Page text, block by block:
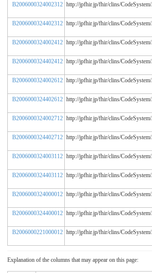
B2006000324002312 http://jpfhir.jp/fhir/clins/
B2006000324402312 http://jpfhir.jp/fhir/clins/
B2006000324002412 http://jpfhir.jp/fhir/clins/
B2006000324402412 http://jpfhir.jp/fhir/clins/
B2006000324002612 http://jpfhir.jp/fhir/clins/
B2006000324402612 http://jpfhir.jp/fhir/clins/
B2006000324002712 http://jpfhir.jp/fhir/clins/
B2006000324402712 http://jpfhir.jp/fhir/clins/
B2006000324003112 http://jpfhir.jp/fhir/clins/
B2006000324403112 http://jpfhir.jp/fhir/clins/
B2006000324000012 http://jpfhir.jp/fhir/clins/
B2006000324400012 http://jpfhir.jp/fhir/clins/
B2006000221000012 http://jpfhir.jp/fhir/clins/
Explanation of the columns that may appear on this page: